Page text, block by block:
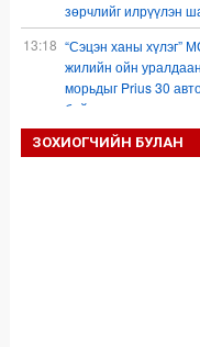
зөрчлийг илрүүлэн
13:18 “Сэцэн ханы хүлэг”
жилийн ойн
морьдыг Prius 30
байлна
13:01 Б.Пүрэвдагва: 103
ЗОХИОГЧИЙН БУЛАН